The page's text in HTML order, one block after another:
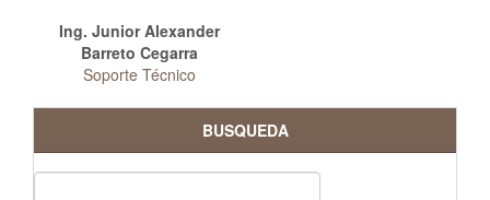
Ing. Junior Alexander
Barreto Cegarra
Soporte Técnico
BUSQUEDA